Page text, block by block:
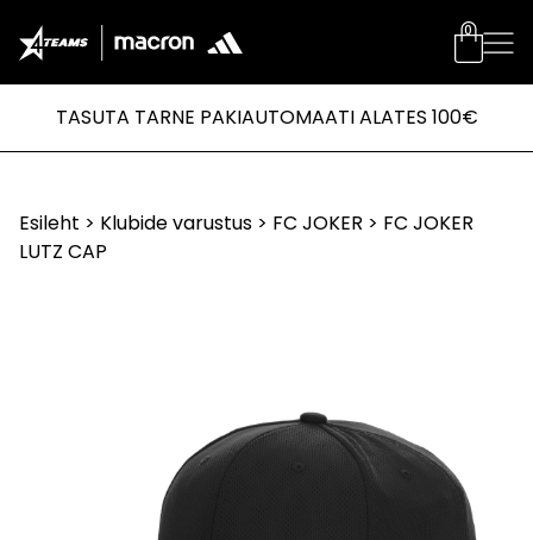
0
TASUTA TARNE PAKIAUTOMAATI ALATES 100€
Esileht > Klubide varustus > FC JOKER > FC JOKER
LUTZ CAP